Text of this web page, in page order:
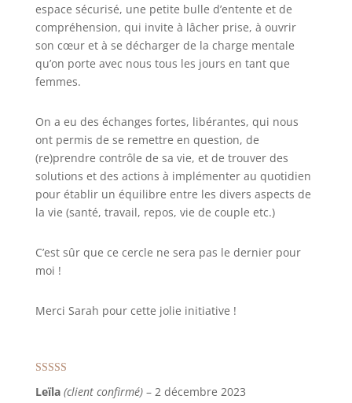
espace sécurisé, une petite bulle d’entente et de
compréhension, qui invite à lâcher prise, à ouvrir
son cœur et à se décharger de la charge mentale
qu’on porte avec nous tous les jours en tant que
femmes.
On a eu des échanges fortes, libérantes, qui nous
ont permis de se remettre en question, de
(re)prendre contrôle de sa vie, et de trouver des
solutions et des actions à implémenter au quotidien
pour établir un équilibre entre les divers aspects de
la vie (santé, travail, repos, vie de couple etc.)
C’est sûr que ce cercle ne sera pas le dernier pour
moi !
Merci Sarah pour cette jolie initiative !
Leïla (client confirmé) – 2 décembre 2023